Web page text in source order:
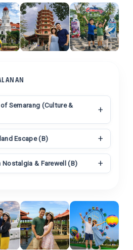
Semarang (Culture &
Escape (B)
Nostalgia & Farewell (B)